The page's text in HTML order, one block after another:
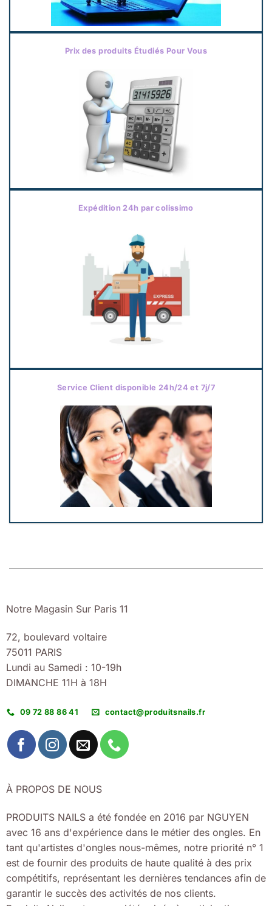
Prix des produits Étudiés Pour Vous
Expédition 24h par colissimo
Service Client disponible 24h/24 et 7j/7
Notre Magasin Sur Paris 11
72, boulevard voltaire
75011 PARIS
Lundi au Samedi : 10-19h
DIMANCHE 11H à 18H
09 72 88 86 41 contact@produitsnails.fr
À PROPOS DE NOUS
PRODUITS NAILS a été fondée en 2016 par NGUYEN
avec 16 ans d'expérience dans le métier des ongles. En
tant qu'artistes d'ongles nous-mêmes, notre priorité n° 1
est de fournir des produits de haute qualité à des prix
compétitifs, représentant les dernières tendances afin de
garantir le succès des activités de nos clients.